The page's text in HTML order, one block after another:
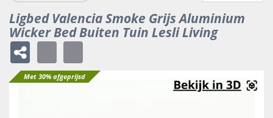
Ligbed Valencia Smoke Grijs Aluminium
Wicker Bed Buiten Tuin Lesli Living
Met 30% afgeprijsd